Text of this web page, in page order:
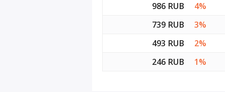
986 RUB
4%
739 RUB
3%
493 RUB
2%
246 RUB
1%